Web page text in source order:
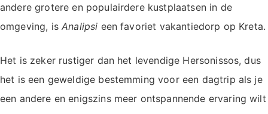
andere grotere en populairdere kustplaatsen in de
omgeving, isAnalipsi een favoriet vakantiedorp op Kreta.
Het is zeker rustiger dan het levendige Hersonissos, dus
het is een geweldige bestemming voor een dagtrip als je
een andere en enigszins meer ontspannende ervaring wilt